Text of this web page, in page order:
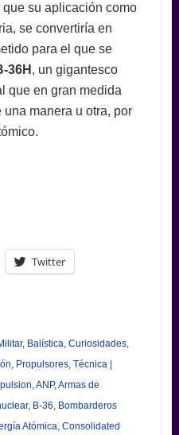
su aplicación como
se convertiría en
para el que se
36H , un gigantesco
que en gran medida
manera u otra, por
Twitter
, Balística, Curiosidades,
, Propulsores, Técnica
,ANP,Armas de
, B-36, Bombarderos
Atómica, Consolidated